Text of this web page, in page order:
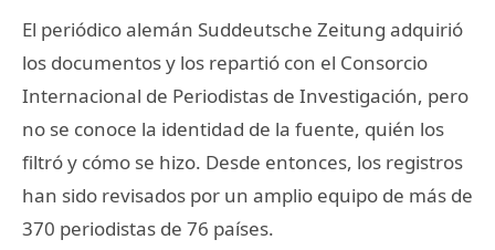
El periódico alemán Suddeutsche Zeitung adquirió
los documentos y los repartió con el Consorcio
Internacional de Periodistas de Investigación, pero
no se conoce la identidad de la fuente, quién los
filtró y cómo se hizo. Desde entonces, los registros
han sido revisados por un amplio equipo de más de
370 periodistas de 76 países.